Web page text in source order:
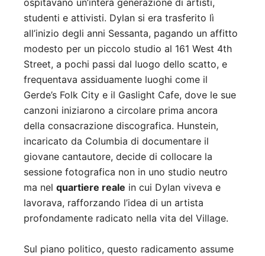
ospitavano un’intera generazione di artisti,
studenti e attivisti. Dylan si era trasferito lì
all’inizio degli anni Sessanta, pagando un affitto
modesto per un piccolo studio al 161 West 4th
Street, a pochi passi dal luogo dello scatto, e
frequentava assiduamente luoghi come il
Gerde’s Folk City e il Gaslight Cafe, dove le sue
canzoni iniziarono a circolare prima ancora
della consacrazione discografica. Hunstein,
incaricato da Columbia di documentare il
giovane cantautore, decide di collocare la
sessione fotografica non in uno studio neutro
ma nel quartiere reale in cui Dylan viveva e
lavorava, rafforzando l’idea di un artista
profondamente radicato nella vita del Village.
Sul piano politico, questo radicamento assume